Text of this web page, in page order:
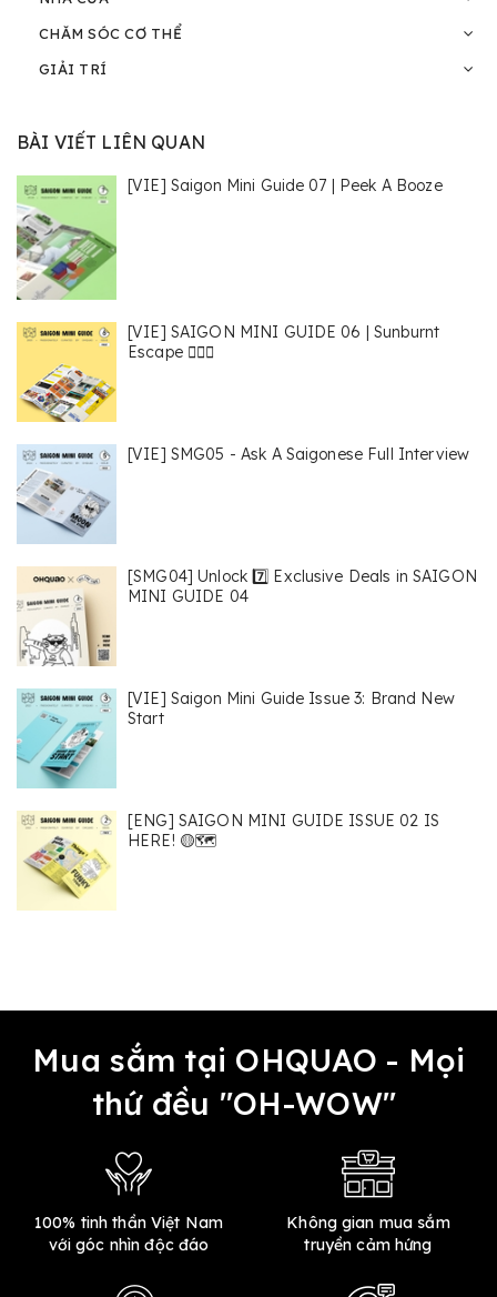
CHĂM SÓC CƠ THỂ
GIẢI TRÍ
BÀI VIẾT LIÊN QUAN
[VIE] Saigon Mini Guide 07 | Peek A Booze
[VIE] SAIGON MINI GUIDE 06 | Sunburnt
Escape 🏄🏻‍♀️
[VIE] SMG05 - Ask A Saigonese Full Interview
[SMG04] Unlock 7️⃣ Exclusive Deals in SAIGON
MINI GUIDE 04
[VIE] Saigon Mini Guide Issue 3: Brand New
Start
[ENG] SAIGON MINI GUIDE ISSUE 02 IS
HERE! 🟡🗺
Mua sắm tại OHQUAO - Mọi
thứ đều "OH-WOW"
100% tinh thần Việt Nam
với góc nhìn độc đáo
Không gian mua sắm
truyền cảm hứng